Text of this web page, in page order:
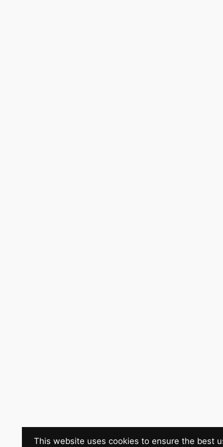
This website uses cookies to ensure the best